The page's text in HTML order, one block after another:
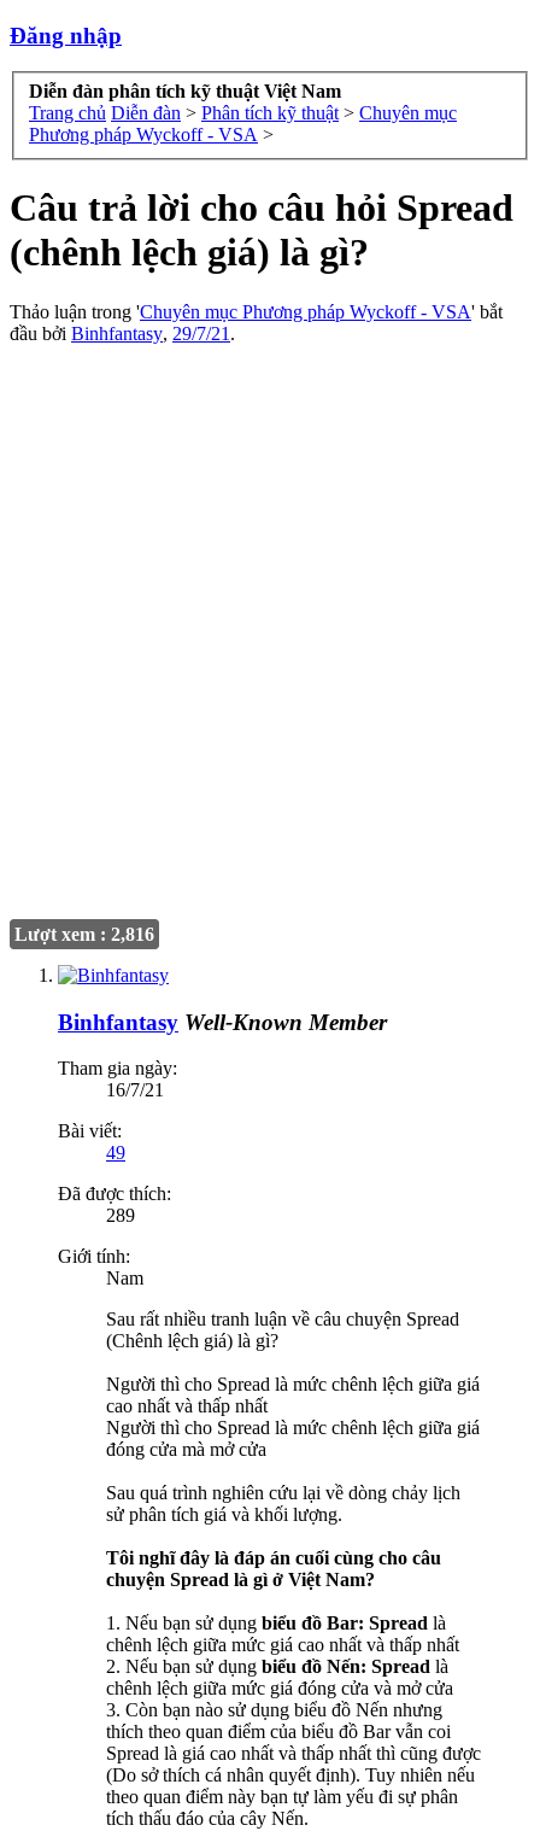
Đăng nhập
Diễn đàn phân tích kỹ thuật Việt Nam
Trang chủ Diễn đàn > Phân tích kỹ thuật > Chuyên mục
Phương pháp Wyckoff - VSA >
Câu trả lời cho câu hỏi Spread
(chênh lệch giá) là gì?
Thảo luận trong 'Chuyên mục Phương pháp Wyckoff - VSA' bắt
đầu bởi Binhfantasy, 29/7/21 .
Lượt xem : 2,816
Binhfantasy Well-Known Member
Tham gia ngày:
16/7/21
Bài viết:
49
Đã được thích:
289
Giới tính:
Nam
Sau rất nhiều tranh luận về câu chuyện Spread
(Chênh lệch giá) là gì?
Người thì cho Spread là mức chênh lệch giữa giá
cao nhất và thấp nhất
Người thì cho Spread là mức chênh lệch giữa giá
đóng cửa mà mở cửa
Sau quá trình nghiên cứu lại về dòng chảy lịch
sử phân tích giá và khối lượng.
Tôi nghĩ đây là đáp án cuối cùng cho câu
chuyện Spread là gì ở Việt Nam?
1. Nếu bạn sử dụng biểu đồ Bar: Spread là
chênh lệch giữa mức giá cao nhất và thấp nhất
2. Nếu bạn sử dụng biểu đồ Nến: Spread là
chênh lệch giữa mức giá đóng cửa và mở cửa
3. Còn bạn nào sử dụng biểu đồ Nến nhưng
thích theo quan điểm của biểu đồ Bar vẫn coi
Spread là giá cao nhất và thấp nhất thì cũng được
(Do sở thích cá nhân quyết định). Tuy nhiên nếu
theo quan điểm này bạn tự làm yếu đi sự phân
tích thấu đáo của cây Nến.